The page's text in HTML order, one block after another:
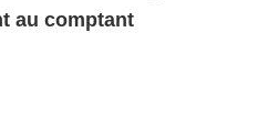
au comptant